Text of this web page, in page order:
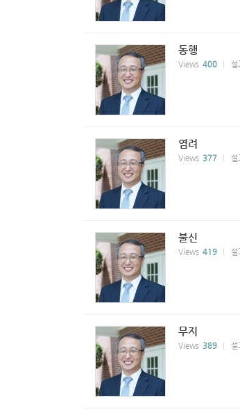
동행
Views 400 설
염려
Views 377 설
불신
Views 419 설
무지
Views 389 설